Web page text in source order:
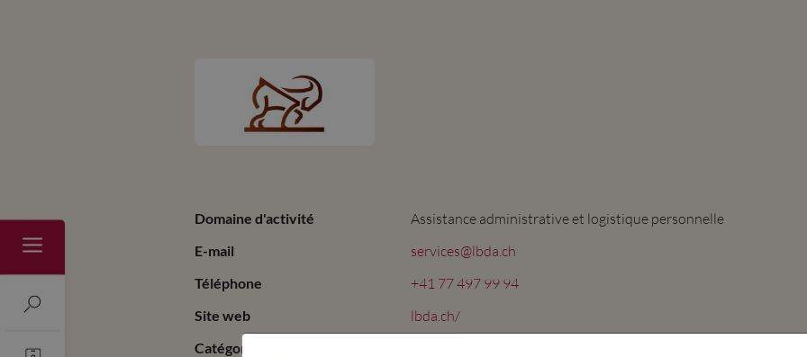
Domaine d'activité
Assistance administrative et logistique personnelle
E-mail
services@lbda.ch
Téléphone
+41 77 497 99 94
Site web
lbda.ch/
Catégorie(s)